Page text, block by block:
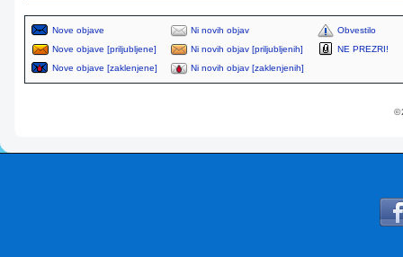
Nove objave Ni novih objav
Obvestilo
Nove objave [priljubljene]
Ni novih objav [priljubljenih]
NE PREZRI!
Nove objave [zaklenjene]
Ni novih objav [zaklenjenih]
©